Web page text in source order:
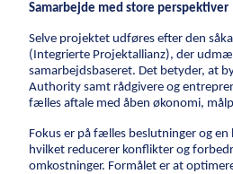
Byggegrube
Pælefundering
Ankre
Grundvandssænkning
Byggemodning
Samarbejde
Samarbejde med store perspektiver
Selve projektet udføres efter den
(Integrierte Projektallianz), der
samarbejdsbaseret. Det betyder, at
Authority samt rådgivere og
fælles aftale med åben økonomi,
Fokus er på fælles beslutninger og
hvilket reducerer konflikter og
omkostninger. Formålet er at